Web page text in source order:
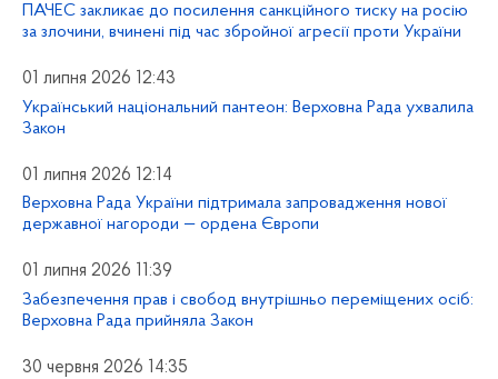
ПАЧЕС закликає до посилення санкційного тиску на росію
за злочини, вчинені під час збройної агресії проти України
01 липня 2026 12:43
Український національний пантеон: Верховна Рада ухвалила
Закон
01 липня 2026 12:14
Верховна Рада України підтримала запровадження нової
державної нагороди — ордена Європи
01 липня 2026 11:39
Забезпечення прав і свобод внутрішньо переміщених осіб:
Верховна Рада прийняла Закон
30 червня 2026 14:35